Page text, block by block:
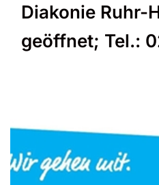
Diakonie Ruhr-
geöffnet; Tel.: